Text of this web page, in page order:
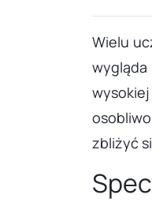
Wielu
zbliżyć